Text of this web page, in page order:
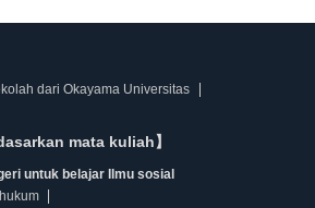
dari Okayama Universitas
mata kuliah】
untuk belajar Ilmu sosial
hukum